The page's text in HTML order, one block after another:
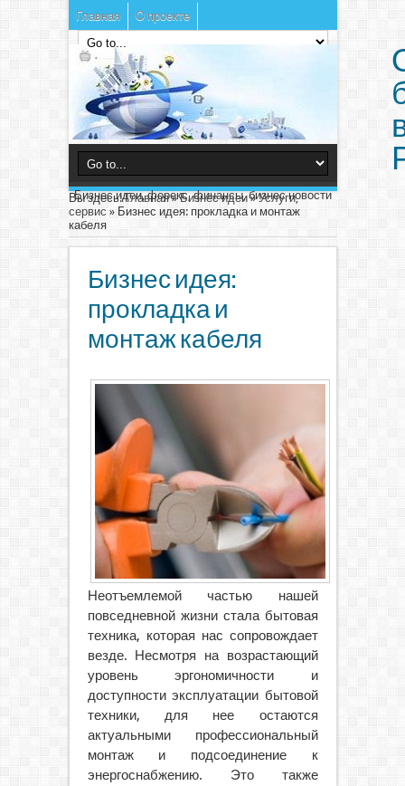
Главная О проекте
Бизнес идеи, форекс, финансы, бизнес новости
Вы здесь:Главная»Бизнес идеи»Услуги,
сервис » Бизнес идея: прокладка и монтаж
кабеля
Бизнес идея:
прокладка и
монтаж кабеля
Неотъемлемой частью нашей
повседневной жизни стала бытовая
техника, которая нас сопровождает
везде. Несмотря на возрастающий
уровень эргономичности и
доступности эксплуатации бытовой
техники, для нее остаются
актуальными профессиональный
монтаж и подсоединение к
энергоснабжению. Это также